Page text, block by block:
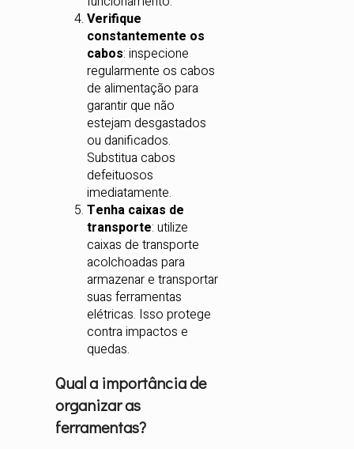
Verifique
constantemente os
cabos: inspecione
regularmente os cabos
de alimentação para
garantir que não
estejam desgastados
ou danificados.
Substitua cabos
defeituosos
imediatamente.
Tenha caixas de
transporte: utilize
caixas de transporte
acolchoadas para
armazenar e transportar
suas ferramentas
elétricas. Isso protege
contra impactos e
quedas.
Qual a importância de
organizar as
ferramentas?